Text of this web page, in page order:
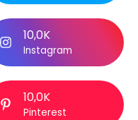
10,0K
Instagram
10,0K
Pinterest